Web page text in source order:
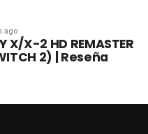
ago
X/X-2 HD REMASTER
2) | Reseña